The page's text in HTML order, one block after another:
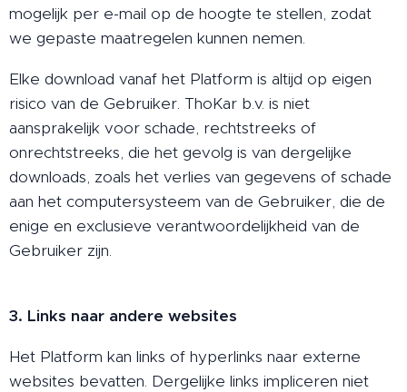
mogelijk per e-mail op de hoogte te stellen, zodat
we gepaste maatregelen kunnen nemen.
Elke download vanaf het Platform is altijd op eigen
risico van de Gebruiker. ThoKar b.v. is niet
aansprakelijk voor schade, rechtstreeks of
onrechtstreeks, die het gevolg is van dergelijke
downloads, zoals het verlies van gegevens of schade
aan het computersysteem van de Gebruiker, die de
enige en exclusieve verantwoordelijkheid van de
Gebruiker zijn.
3. Links naar andere websites
Het Platform kan links of hyperlinks naar externe
websites bevatten. Dergelijke links impliceren niet